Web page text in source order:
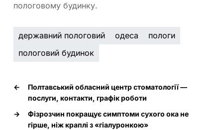
пологовому будинку.
державний пологовий одеса
пологи
пологовий будинок
←
Полтавський обласний центр стоматології —
послуги, контакти, графік роботи
→
Фізрозчин покращує симптоми сухого ока не
гірше, ніж краплі з «гіалуронкою»